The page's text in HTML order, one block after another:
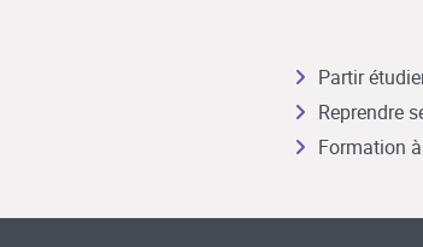
Partir
Reprendre
Formation